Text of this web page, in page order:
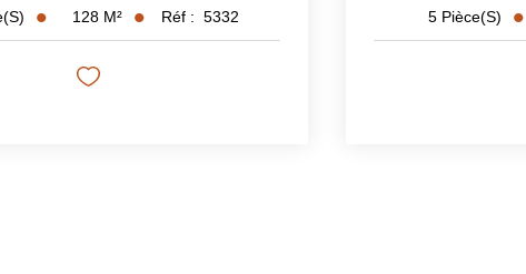
128 M² Réf : 5332 5 Pièce(s)